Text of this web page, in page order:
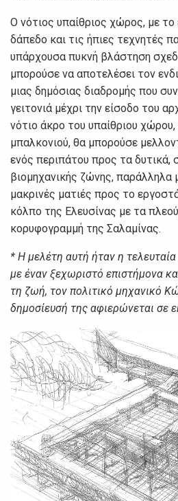
Ο νότιος υπαίθριος χώρος, με
δάπεδο και τις ήπιες τεχνητές
υπάρχουσα πυκνή βλάστηση
μπορούσε να αποτελέσει τον
μιας δημόσιας διαδρομής που
γειτονιά μέχρι την είσοδο του
νότιο άκρο του υπαίθριου
μπαλκονιού, θα μπορούσε
ενός περιπάτου προς τα δυτικά,
βιομηχανικής ζώνης, παράλληλα
μακρινές ματιές προς το
κόλπο της Ελευσίνας με τα
κορυφογραμμή της Σαλαμίνας.
* Η μελέτη αυτή ήταν η
με έναν ξεχωριστό επιστήμονα
τη ζωή, τον πολιτικό μηχανικό
δημοσίευσή της αφιερώνεται σε